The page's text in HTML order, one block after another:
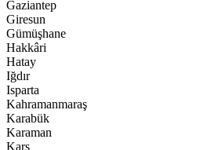
Gaziantep
Giresun
Gümüşhane
Hakkâri
Hatay
Iğdır
Isparta
Kahramanmaraş
Karabük
Karaman
Kars